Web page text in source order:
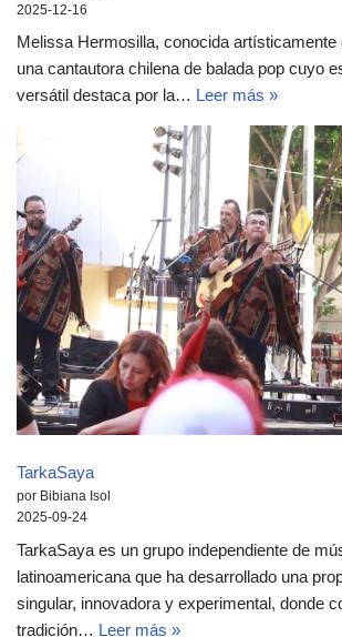
2025-12-16
Melissa Hermosilla, conocida artísticamente
una cantautora chilena de balada pop cuyo
versátil destaca por la… Leer más »
TarkaSaya
por Bibiana Isol
2025-09-24
TarkaSaya es un grupo independiente de
latinoamericana que ha desarrollado una
singular, innovadora y experimental, donde
tradición… Leer más »